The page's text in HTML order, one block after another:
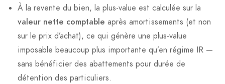
À la revente du bien, la plus-value est calculée sur la
valeur nette comptable après amortissements (et non
sur le prix d’achat), ce qui génère une plus-value
imposable beaucoup plus importante qu’en régime IR —
sans bénéficier des abattements pour durée de
détention des particuliers.